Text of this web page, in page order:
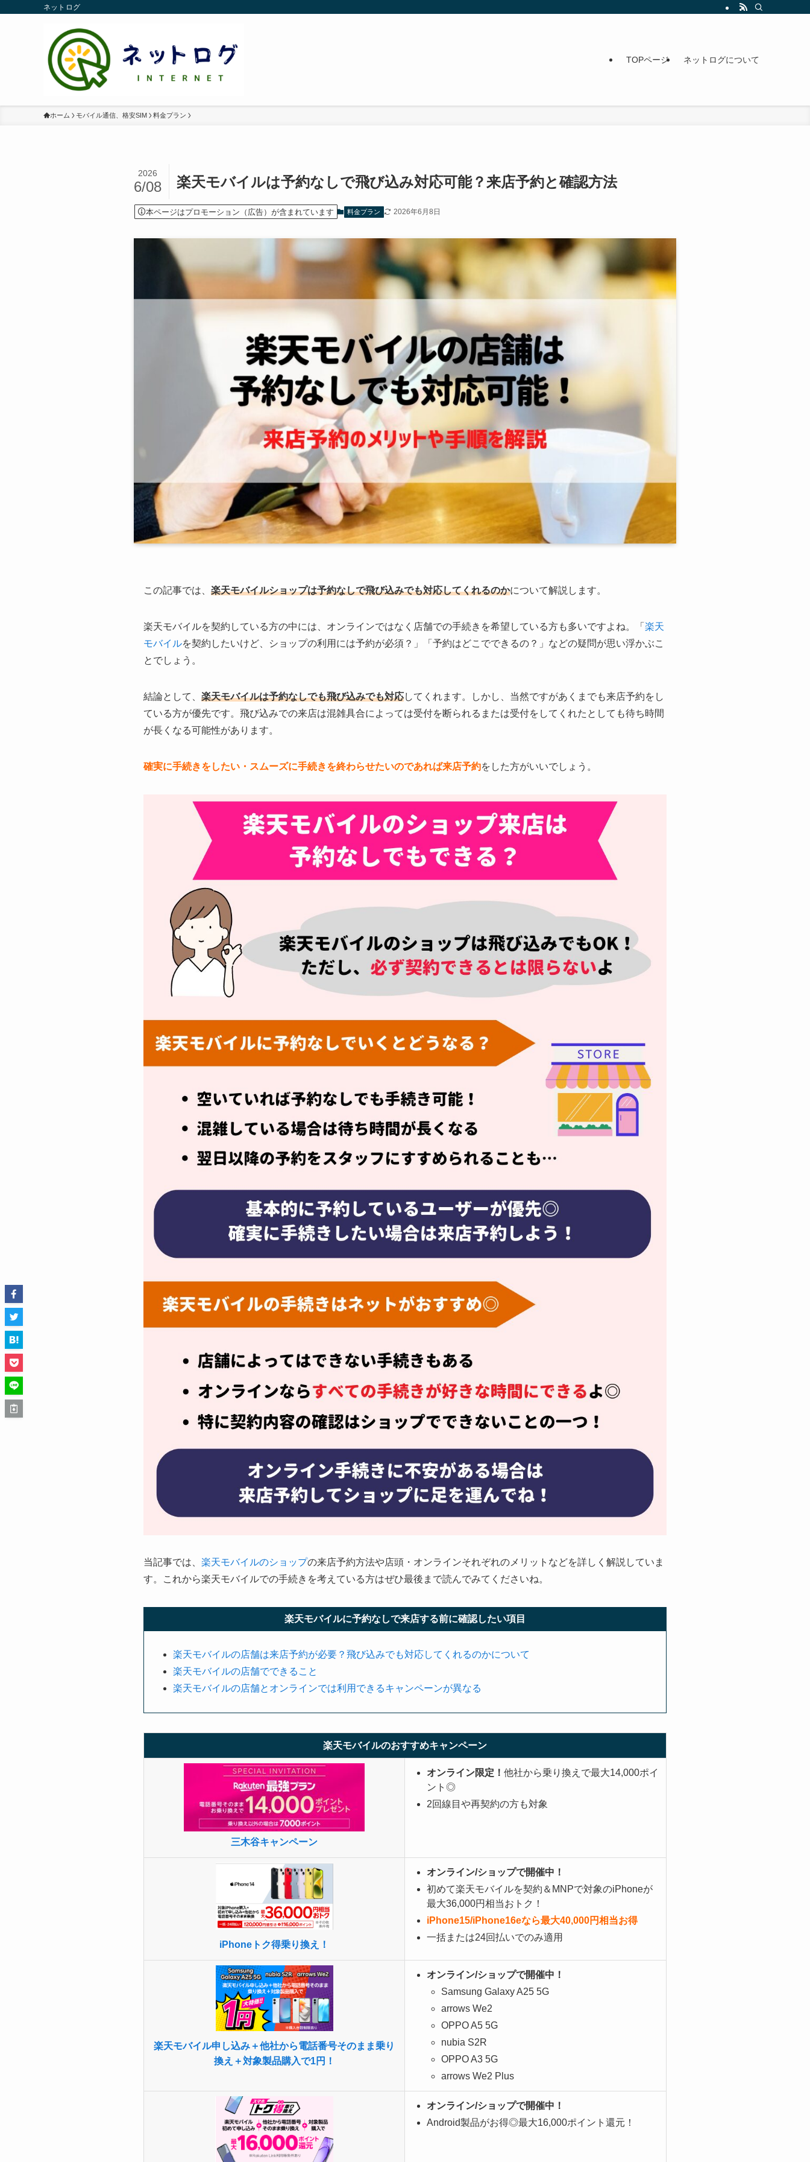
ネットログ
TOPページ ネットログについて
ホーム モバイル通信、格安SIM 料金プラン
楽天モバイルは予約なしで飛び込み対応可能？来店予約と確認方法
2026
6/08
本ページはプロモーション（広告）が含まれています 料金プラン 2026年6月8日
この記事では、 楽天モバイルショップは予約なしで飛び込みでも対応してくれるのかについて解説します。
楽天モバイルを契約している方の中には、オンラインではなく店舗での手続きを希望している方も多いですよね。「 楽天
モバイルを契約したいけど、ショップの利用には予約が必須？」「予約はどこでできるの？」などの疑問が思い浮かぶこ
とでしょう。
結論として、 楽天モバイルは予約なしでも飛び込みでも対応してくれます。しかし、当然ですがあくまでも来店予約をし
ている方が優先です。飛び込みでの来店は混雑具合によっては受付を断られるまたは受付をしてくれたとしても待ち時間
が長くなる可能性があります。
確実に手続きをしたい・スムーズに手続きを終わらせたいのであれば来店予約をした方がいいでしょう。
当記事では、 楽天モバイルのショップの来店予約方法や店頭・オンラインそれぞれのメリットなどを詳しく解説していま
す。これから楽天モバイルでの手続きを考えている方はぜひ最後まで読んでみてくださいね。
楽天モバイルに予約なしで来店する前に確認したい項目
楽天モバイルの店舗は来店予約が必要？飛び込みでも対応してくれるのかについて
楽天モバイルの店舗でできること
楽天モバイルの店舗とオンラインでは利用できるキャンペーンが異なる
楽天モバイルのおすすめキャンペーン
三木谷キャンペーン
オンライン限定！ 他社から乗り換えで最大14,000ポイ
ント◎
2回線目や再契約の方も対象
iPhoneトク得乗り換え！
オンライン/ショップで開催中！
初めて楽天モバイルを契約＆MNPで対象のiPhoneが
最大36,000円相当おトク！
iPhone15/iPhone16eなら最大40,000円相当お得
一括または24回払いでのみ適用
楽天モバイル申し込み＋他社から電話番号そのまま乗り
換え＋対象製品購入で1円！
オンライン/ショップで開催中！
Samsung Galaxy A25 5G
arrows We2
OPPO A5 5G
nubia S2R
OPPO A3 5G
arrows We2 Plus
オンライン/ショップで開催中！
Android製品がお得◎最大16,000ポイント還元！